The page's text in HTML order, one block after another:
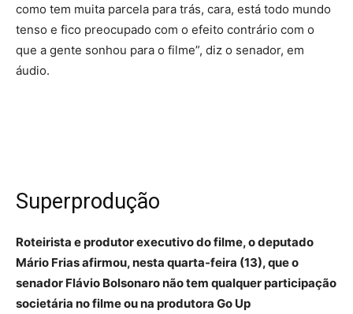
como tem muita parcela para trás, cara, está todo mundo
tenso e fico preocupado com o efeito contrário com o
que a gente sonhou para o filme”, diz o senador, em
áudio.
Superprodução
Roteirista e produtor executivo do filme, o deputado
Mário Frias afirmou, nesta quarta-feira (13), que o
senador Flávio Bolsonaro não tem qualquer participação
societária no filme ou na produtora Go Up